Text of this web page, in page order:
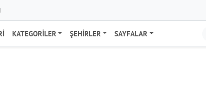
KATEGORILER ŞEHIRLER SAYFALAR